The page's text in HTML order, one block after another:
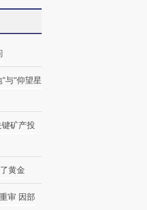
与“仰望星
矿产投
黄金
审 因部